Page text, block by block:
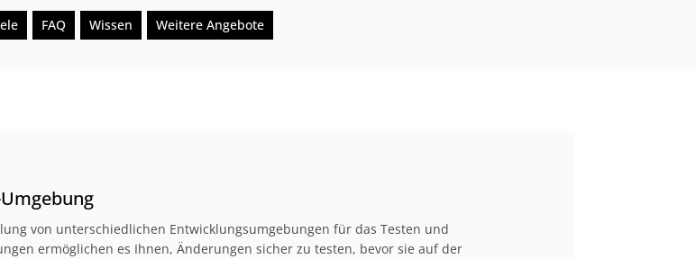
FAQ Wissen Weitere Angebote
von unterschiedlichen Entwicklungsumgebungen für das Testen und
ermöglichen es Ihnen, Änderungen sicher zu testen, bevor sie auf der